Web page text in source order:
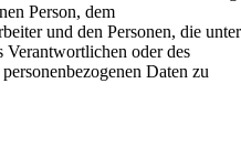
Person, dem
und den Personen, die unter
Verantwortlichen oder des
Daten zu